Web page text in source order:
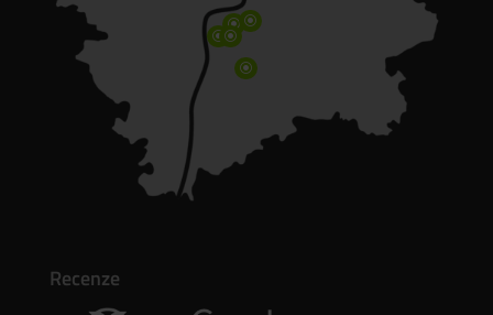
\ \
\\
\
Recenze